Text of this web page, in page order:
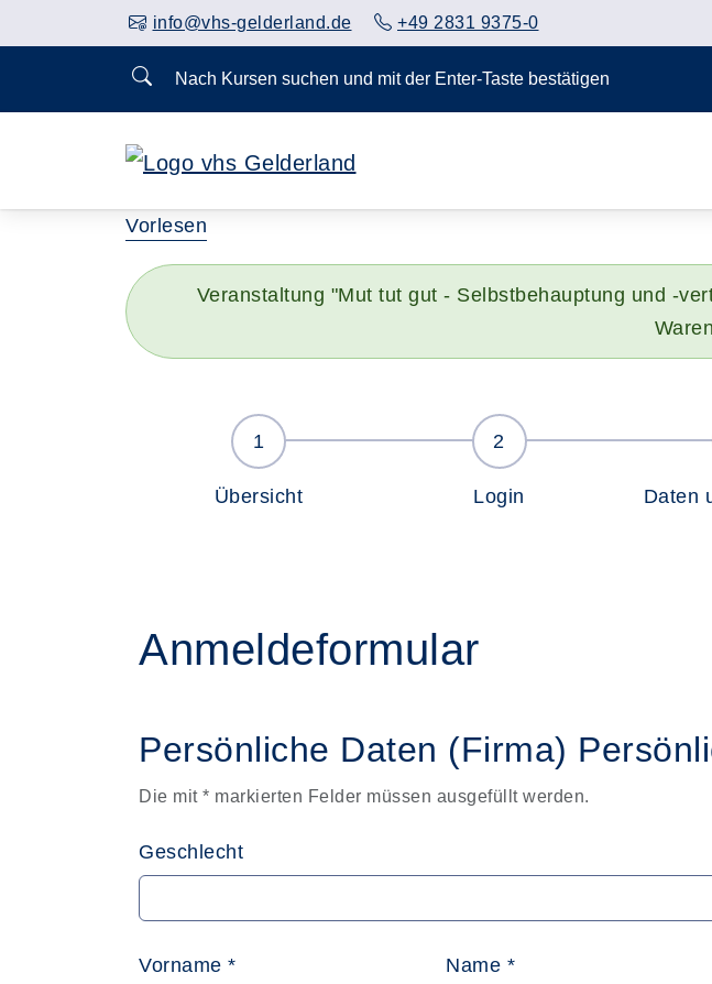
info@vhs-gelderland.de +49 2831 9375-0
Nach Kursen suchen und mit der Enter-Taste bestätigen
Vorlesen
Veranstaltung "Mut tut gut - Selbstbehauptung und -
Übersicht Login Daten
Anmeldeformular
Persönliche Daten (Firma)
Die mit * markierten Felder müssen ausgefüllt werden.
Geschlecht
Vorname * Name *